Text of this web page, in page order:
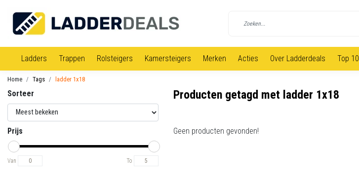
Ladders Trappen Rolsteigers Kamersteigers Merken Acties Over Ladderdeals Top 10
Home Tags ladder 1x18
Sorteer
Prijs
Van To
Producten getagd met ladder 1x18
Geen producten gevonden!